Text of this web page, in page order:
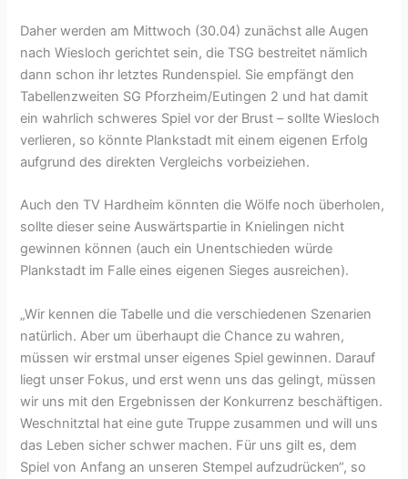
Daher werden am Mittwoch (30.04) zunächst alle Augen
nach Wiesloch gerichtet sein, die TSG bestreitet nämlich
dann schon ihr letztes Rundenspiel. Sie empfängt den
Tabellenzweiten SG Pforzheim/Eutingen 2 und hat damit
ein wahrlich schweres Spiel vor der Brust – sollte Wiesloch
verlieren, so könnte Plankstadt mit einem eigenen Erfolg
aufgrund des direkten Vergleichs vorbeiziehen.
Auch den TV Hardheim könnten die Wölfe noch überholen,
sollte dieser seine Auswärtspartie in Knielingen nicht
gewinnen können (auch ein Unentschieden würde
Plankstadt im Falle eines eigenen Sieges ausreichen).
„Wir kennen die Tabelle und die verschiedenen Szenarien
natürlich. Aber um überhaupt die Chance zu wahren,
müssen wir erstmal unser eigenes Spiel gewinnen. Darauf
liegt unser Fokus, und erst wenn uns das gelingt, müssen
wir uns mit den Ergebnissen der Konkurrenz beschäftigen.
Weschnitztal hat eine gute Truppe zusammen und will uns
das Leben sicher schwer machen. Für uns gilt es, dem
Spiel von Anfang an unseren Stempel aufzudrücken“, so